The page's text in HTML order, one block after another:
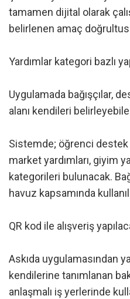
tamamen dijital olarak
belirlenen amaç
Yardımlar kategori bazlı
Uygulamada bağışçılar,
alanı kendileri
Sistemde; öğrenci destek
market yardımları, giyim
kategorileri bulunacak.
havuz kapsamında
QR kod ile alışveriş
Askıda uygulamasından
kendilerine tanımlanan
anlaşmalı iş yerlerinde